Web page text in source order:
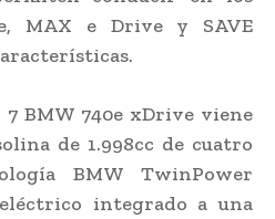
MAX e Drive y SAVE
BMW 740e xDrive viene
de 1.998cc de cuatro
BMW TwinPower
integrado a una